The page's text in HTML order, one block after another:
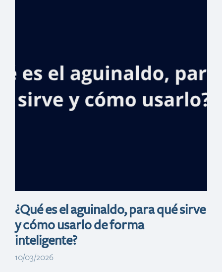
por US$345
millones para la
termoeléctrica
¿Qué es el aguinaldo, para qué sirve
y cómo usarlo de forma
inteligente?
10/03/2026